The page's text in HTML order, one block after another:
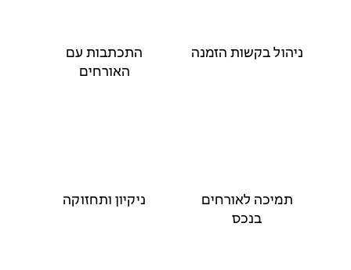
ניהול בקשות הזמנה
התכתבות עם
האורחים
תמיכה לאורחים
בנכס
ניקיון ותחזוקה